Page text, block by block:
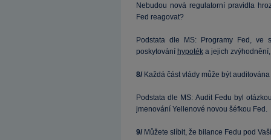
Nebudou nová regulatorní pravidla
Fed reagovat?
Podstata dle MS: Programy Fed, ve
poskytování hypoték a jejich
8/ Každá část vlády může být
Podstata dle MS: Audit Fedu byl
jmenování Yellenové novou šéfkou Fed.
9/ Můžete slíbit, že bilance Fedu pod